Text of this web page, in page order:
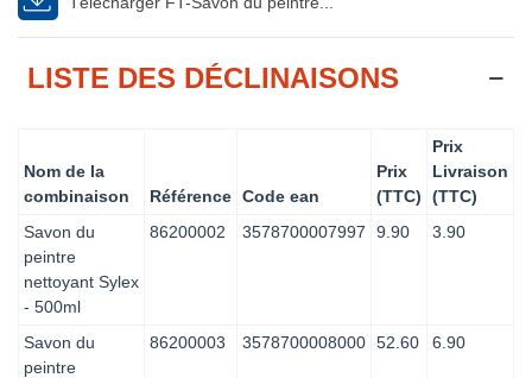
LISTE DES DÉCLINAISONS
Nom de la
combinaison
Référence Code ean
Prix
(TTC)
Prix
Livraison
(TTC)
Savon du
peintre
nettoyant Sylex
- 500ml
86200002 3578700007997 9.90 3.90
Savon du
peintre
86200003 3578700008000 52.60 6.90